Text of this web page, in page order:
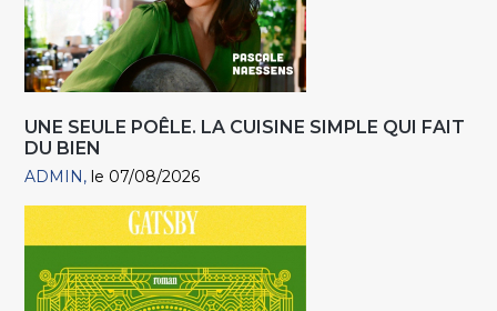
UNE SEULE POÊLE. LA CUISINE SIMPLE QUI FAIT
DU BIEN
ADMIN le 07/08/2026